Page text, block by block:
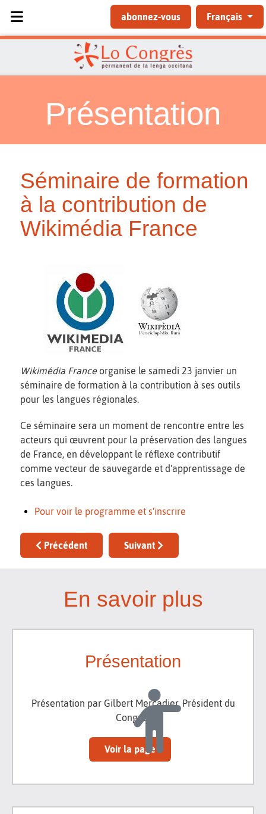
abonnez-vous Français
Présentation
Séminaire de formation
à la contribution de
Wikimédia France
Wikimédia Franceorganise le samedi 23 janvier un
séminaire de formation à la contribution à ses outils
pour les langues régionales.
Ce séminaire sera un moment de rencontre entre les
acteurs qui œuvrent pour la préservation des langues
de France, en développant le réflexe contributif
comme vecteur de sauvegarde et d'apprentissage de
ces langues.
Pour voir le programme et s'inscrire
Article précédent : Huit siècles de littérature occitane
Précédent Article suivant : Appel à
Suivant
En savoir plus
Présentation
Présentation par Gilbert Mercadier, Président du
Congrès
Voir la page